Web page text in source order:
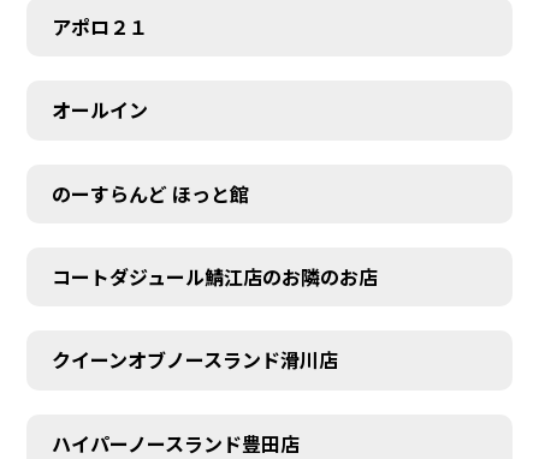
アポロ２１
オールイン
のーすらんど ほっと館
コートダジュール鯖江店のお隣のお店
クイーンオブノースランド滑川店
ハイパーノースランド豊田店